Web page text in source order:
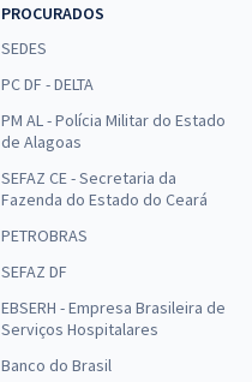
PROCURADOS
SEDES
PC DF - DELTA
PM AL - Polícia Militar do Estado
de Alagoas
SEFAZ CE - Secretaria da
Fazenda do Estado do Ceará
PETROBRAS
SEFAZ DF
EBSERH - Empresa Brasileira de
Serviços Hospitalares
Banco do Brasil